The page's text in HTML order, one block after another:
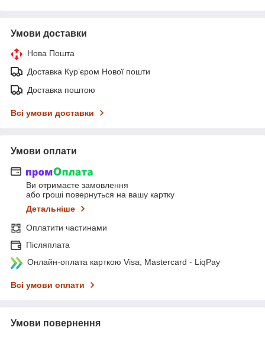
Умови доставки
Нова Пошта
Доставка Курʼєром Нової пошти
Доставка поштою
Всі умови доставки
Умови оплати
Ви отримаєте замовлення
або гроші повернуться на вашу картку
Детальніше
Оплатити частинами
Післяплата
Онлайн-оплата карткою Visa, Mastercard - LiqPay
Всі умови оплати
Умови повернення